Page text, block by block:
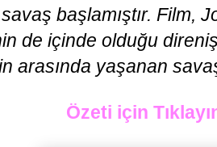
başlamıştır. Film,
de içinde olduğu
arasında yaşanan
Özeti için